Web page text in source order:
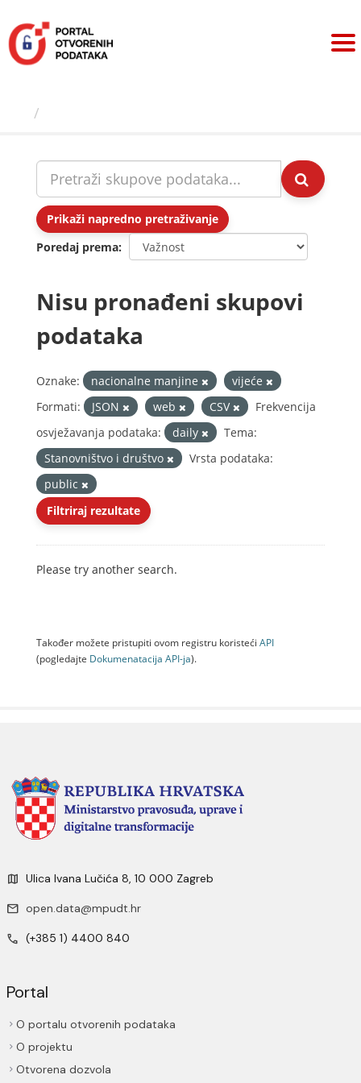
sadržaj
Prikaži napredno pretraživanje
Poredaj prema
Nisu pronađeni skupovi
podataka
Oznake: nacionalne manjine
vijeće
Formati:
JSON web CSV
Frekvencija
osvježavanja podataka:
daily
Tema:
Stanovništvo i društvo
Vrsta podataka:
public
Filtriraj rezultate
Please try another search.
Također možete pristupiti ovom registru koristeći API
(pogledajte Dokumenаtаcijа API-jа).